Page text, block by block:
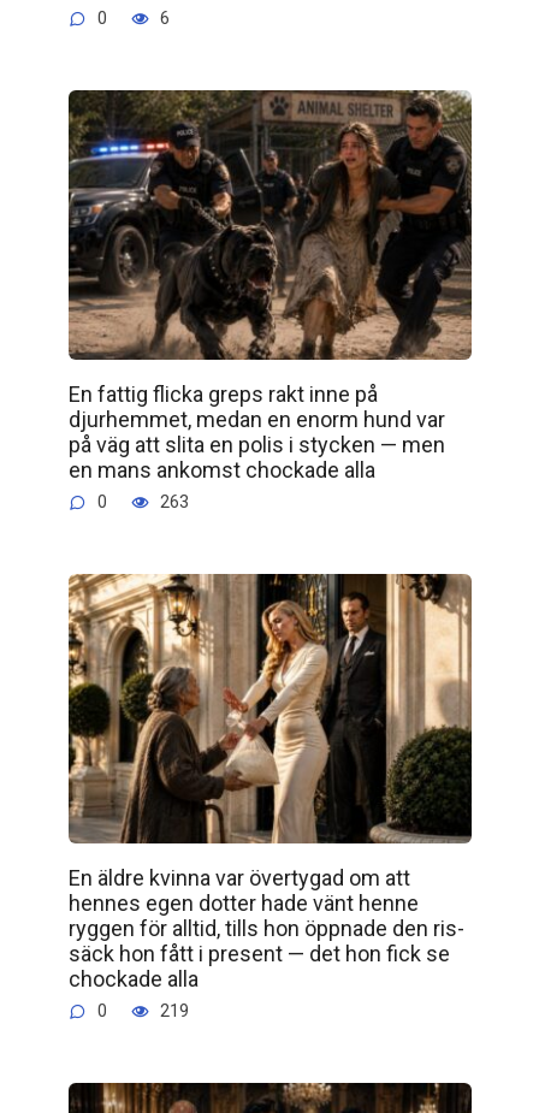
0 6
En fattig flicka greps rakt inne på
djurhemmet, medan en enorm hund var
på väg att slita en polis i stycken — men
en mans ankomst chockade alla
0 263
En äldre kvinna var övertygad om att
hennes egen dotter hade vänt henne
ryggen för alltid, tills hon öppnade den ris­
säck hon fått i present — det hon fick se
chockade alla
0 219